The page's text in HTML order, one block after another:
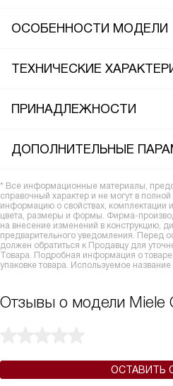
ОСОБЕННОСТИ МОДЕЛИ
ТЕХНИЧЕСКИЕ
ПРИНАДЛЕЖНОСТИ
ДОПОЛНИТЕЛЬНЫЕ
* Все информационные материалы,
справочный характер и не могут в
информацию о свойствах, комплектации
цвета, размеры и формы. Фирма-
на внесение изменений в конструкцию,
предварительного уведомления. Перед
должен обратиться к Продавцу для
Товара. Подробная информация о товаре
упаковке товара. Используемое
Отзывы о модели Miele
ОСТАВИТЬ